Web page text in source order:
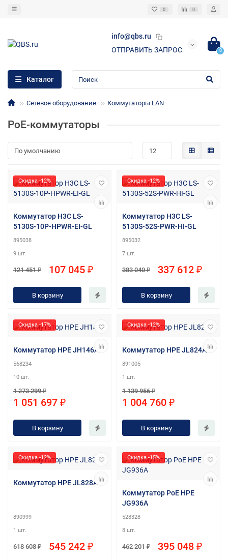
0 0
info@qbs.ru
ОТПРАВИТЬ ЗАПРОС
0
Каталог
Сетевое оборудование Коммутаторы LAN
PoE-коммутаторы
Скидка -12%
Коммутатор H3C LS-
5130S-10P-HPWR-EI-GL
895038
9 шт.
121 451 ₽ 107 045 ₽
В корзину
Скидка -12%
Коммутатор H3C LS-
5130S-52S-PWR-HI-GL
895032
7 шт.
383 040 ₽ 337 612 ₽
В корзину
Скидка -17%
Коммутатор HPE JH146A
568234
10 шт.
1 273 299 ₽
1 051 697 ₽
В корзину
Скидка -12%
Коммутатор HPE JL824A
891005
1 шт.
1 139 956 ₽
1 004 760 ₽
В корзину
Скидка -12%
Коммутатор HPE JL828A
890999
1 шт.
618 608 ₽ 545 242 ₽
Скидка -15%
Коммутатор PoE HPE
JG936A
528328
8 шт.
462 201 ₽ 395 048 ₽